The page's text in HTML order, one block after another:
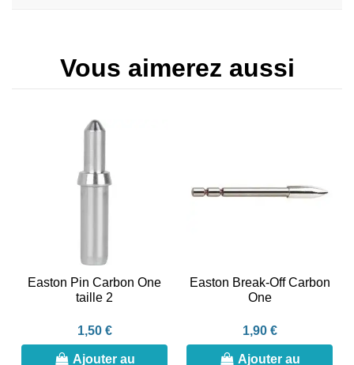
Vous aimerez aussi
Easton Pin Carbon One
taille 2
1,50 €
Ajouter au
Easton Break-Off Carbon
One
1,90 €
Ajouter au